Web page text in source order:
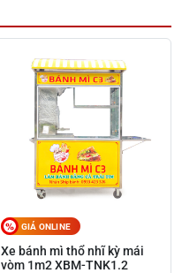
GIÁ ONLINE
Xe bánh mì thổ nhĩ kỳ mái
vòm 1m2 XBM-TNK1.2